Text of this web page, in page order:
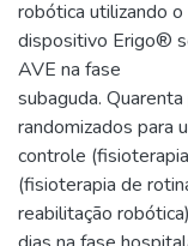
robótica utilizando o
dispositivo Erigo®
AVE na fase
subaguda.
randomizados para
controle
(fisioterapia de
reabilitação